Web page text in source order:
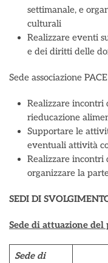
settimanale, e
culturali
Realizzare eventi
e dei diritti delle
Sede associazione
Realizzare incontri
rieducazione
Supportare le
eventuali attività
Realizzare incontri
organizzare la
SEDI DI
Sede di attuazione
Sede di